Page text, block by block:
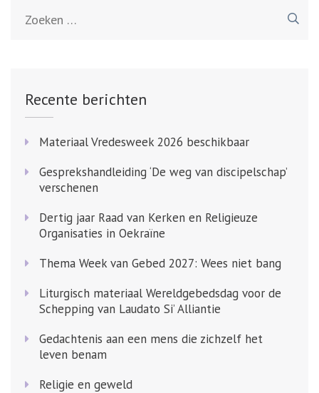
Recente berichten
Materiaal Vredesweek 2026 beschikbaar
Gesprekshandleiding ‘De weg van discipelschap’
verschenen
Dertig jaar Raad van Kerken en Religieuze
Organisaties in Oekraïne
Thema Week van Gebed 2027: Wees niet bang
Liturgisch materiaal Wereldgebedsdag voor de
Schepping van Laudato Si’ Alliantie
Gedachtenis aan een mens die zichzelf het
leven benam
Religie en geweld